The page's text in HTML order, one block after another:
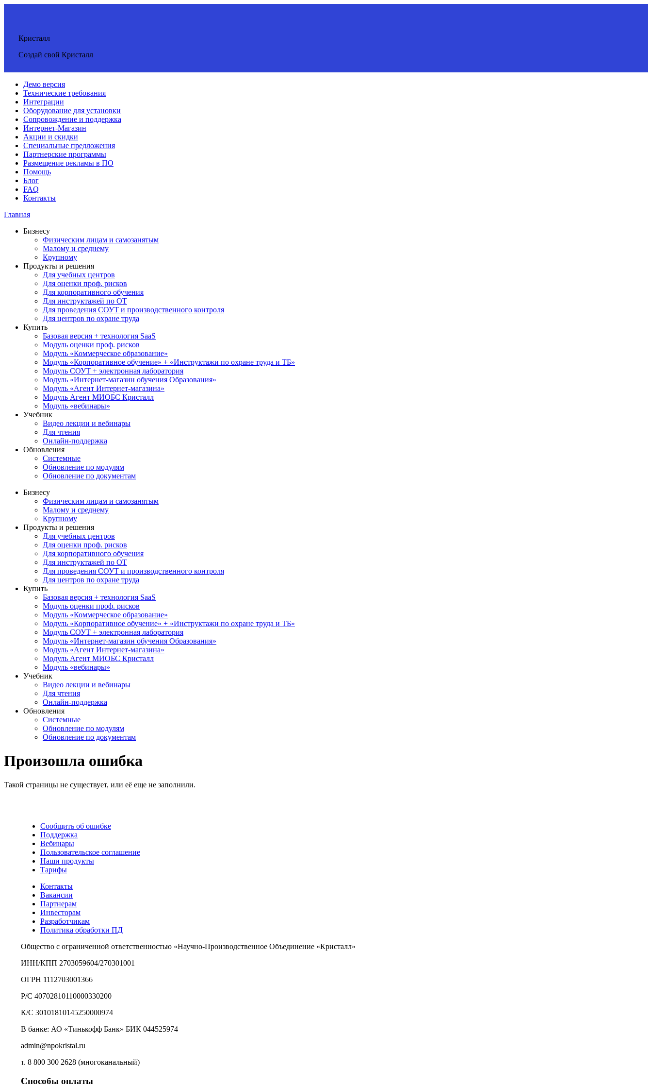
Кристалл
Создай свой Кристалл
Демо версия
Технические требования
Интеграции
Оборудование для установки
Сопровождение и поддержка
Интернет-Магазин
Акции и скидки
Специальные предложения
Партнерские программы
Размещение рекламы в ПО
Помощь
Блог
FAQ
Контакты
Главная
Бизнесу
Физическим лицам и самозанятым
Малому и среднему
Крупному
Продукты и решения
Для учебных центров
Для оценки проф. рисков
Для корпоративного обучения
Для инструктажей по ОТ
Для проведения СОУТ и производственного контроля
Для центров по охране труда
Купить
Базовая версия + технология SaaS
Модуль оценки проф. рисков
Модуль «Коммерческое образование»
Модуль «Корпоративное обучение» + «Инструктажи по охране труда и ТБ»
Модуль СОУТ + электронная лаборатория
Модуль «Интернет-магазин обучения Образования»
Модуль «Агент Интернет-магазина»
Модуль Агент МИОБС Кристалл
Модуль «вебинары»
Учебник
Видео лекции и вебинары
Для чтения
Онлайн-поддержка
Обновления
Системные
Обновление по модулям
Обновление по документам
Бизнесу
Физическим лицам и самозанятым
Малому и среднему
Крупному
Продукты и решения
Для учебных центров
Для оценки проф. рисков
Для корпоративного обучения
Для инструктажей по ОТ
Для проведения СОУТ и производственного контроля
Для центров по охране труда
Купить
Базовая версия + технология SaaS
Модуль оценки проф. рисков
Модуль «Коммерческое образование»
Модуль «Корпоративное обучение» + «Инструктажи по охране труда и ТБ»
Модуль СОУТ + электронная лаборатория
Модуль «Интернет-магазин обучения Образования»
Модуль «Агент Интернет-магазина»
Модуль Агент МИОБС Кристалл
Модуль «вебинары»
Учебник
Видео лекции и вебинары
Для чтения
Онлайн-поддержка
Обновления
Системные
Обновление по модулям
Обновление по документам
Произошла ошибка
Такой страницы не существует, или её еще не заполнили.
Сообщить об ошибке
Поддержка
Вебинары
Пользовательское соглашение
Наши продукты
Тарифы
Контакты
Вакансии
Партнерам
Инвесторам
Разработчикам
Политика обработки ПД
Общество с ограниченной ответственностью «Научно-Производственное Объединение «Кристалл»
ИНН/КПП 2703059604/270301001
ОГРН 1112703001366
Р/С 40702810110000330200
К/С 30101810145250000974
В банке: АО «Тинькофф Банк» БИК 044525974
admin@npokristal.ru
т. 8 800 300 2628 (многоканальный)
Способы оплаты